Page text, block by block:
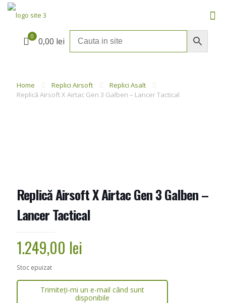
0 0,00 lei
Home Replici Airsoft
Replici Asalt
Replică Airsoft X Airtac Gen 3 Galben – Lancer Tactical
Replică Airsoft X Airtac Gen 3 Galben –
Lancer Tactical
1.249,00 lei
Stoc epuizat
Trimiteți-mi un e-mail când sunt
disponibile